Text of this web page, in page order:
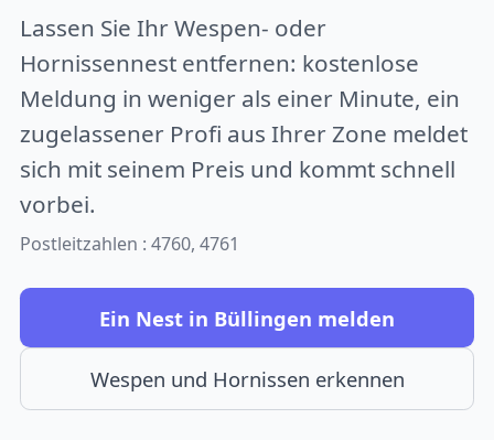
Lassen Sie Ihr Wespen- oder
Hornissennest entfernen: kostenlose
Meldung in weniger als einer Minute, ein
zugelassener Profi aus Ihrer Zone meldet
sich mit seinem Preis und kommt schnell
vorbei.
Postleitzahlen : 4760, 4761
Ein Nest in Büllingen melden
Wespen und Hornissen erkennen